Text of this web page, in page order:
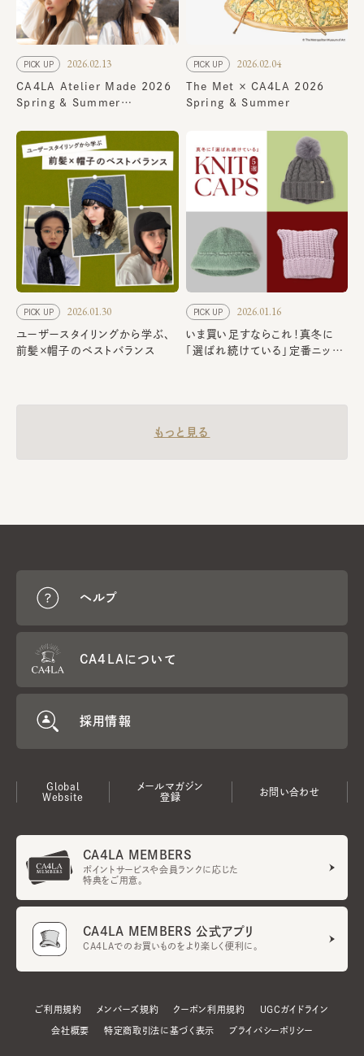
PICK UP 2026.02.13
CA4LA Atelier Made 2026
Spring & Summer
PICK UP 2026.02.04
The Met × CA4LA 2026
Spring & Summer
PICK UP 2026.01.30
ユーザースタイリングから学ぶ、
前髪×帽子のベストバランス
PICK UP 2026.01.16
いま買い足すならこれ！真冬に
「選ばれ続けている」定番ニット
もっと見る
ヘルプ
CA4LAについて
採用情報
Global
Website
メールマガジン
登録
お問い合わせ
CA4LA MEMBERS
ポイントサービスや会員ランクに応じた
特典をご用意。
CA4LA MEMBERS 公式アプリ
CA4LAでのお買いものをより楽しく便利に。
ご利用規約 メンバーズ規約 クーポン利用規約 UGCガイドライン
会社概要 特定商取引法に基づく表示 プライバシーポリシー